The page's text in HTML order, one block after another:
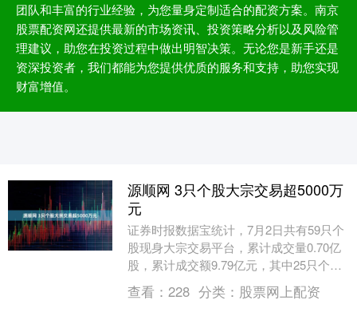
团队和丰富的行业经验，为您量身定制适合的配资方案。南京
股票配资网还提供最新的市场资讯、投资策略分析以及风险管
理建议，助您在投资过程中做出明智决策。无论您是新手还是
资深投资者，我们都能为您提供优质的服务和支持，助您实现
财富增值。
源顺网 3只个股大宗交易超5000万
元
证券时报数据宝统计，7月2日共有59只个
股现身大宗交易平台，累计成交量0.70亿
股，累计成交额9.79亿元，其中25只个股
交易额超千万元。虹软科技交易额最高，
大....
查看： 228 分类： 股票网上配资